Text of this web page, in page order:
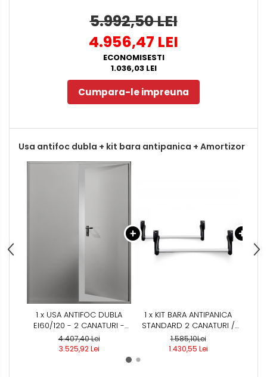
ANTIFOC)
5.992,50 LEI
4.956,47 LEI
ECONOMISESTI
1.036,03 LEI
Cumpara-le impreuna
Usa antifoc dubla + kit bara antipanica + Amortizor
1 x USA ANTIFOC DUBLA
EI60/120 - 2 CANATURI -
REZISTENTA LA FOC 60 /120
MIN - MONTAJ INTERIOR
4.407,40 Lei
3.525,92 Lei
1 x KIT BARA ANTIPANICA
STANDARD 2 CANATURI /
USA DUBLA - (INCLUDE: 2X
BROASCA ANTIPANICA -
1.585,10Lei
1.430,55 Lei